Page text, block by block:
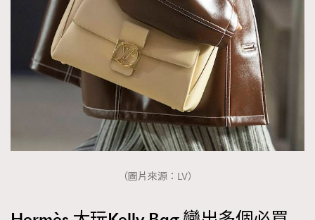
TRENDING
（圖片來源：LV）